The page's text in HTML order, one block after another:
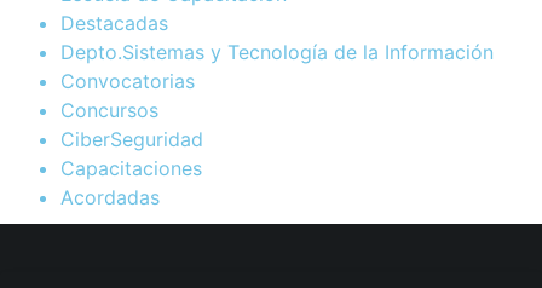
Destacadas
Depto.Sistemas y Tecnología de la Información
Convocatorias
Concursos
CiberSeguridad
Capacitaciones
Acordadas